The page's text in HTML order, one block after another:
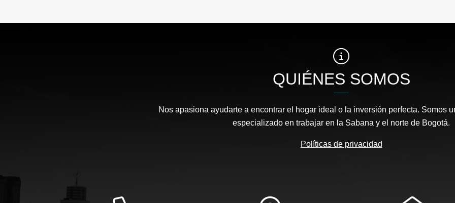
QUIÉNES SOMOS
Nos apasiona ayudarte a encontrar el hogar ideal o la inversión perfecta. Somos
especializado en trabajar en la Sabana y el norte de Bogotá.
Políticas de privacidad